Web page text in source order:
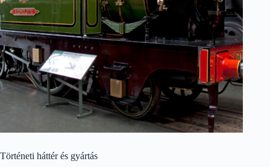
Történeti háttér és gyártás